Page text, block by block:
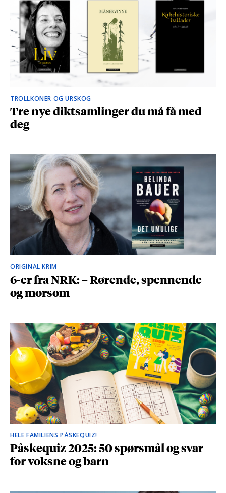
TROLLKONER OG URSKOG
Tre nye diktsamlinger du må få med
deg
ORIGINAL KRIM
6-er fra NRK: – Rørende, spennende
og morsom
HELE FAMILIENS PÅSKEQUIZ!
Påskequiz 2025: 50 spørsmål og svar
for voksne og barn